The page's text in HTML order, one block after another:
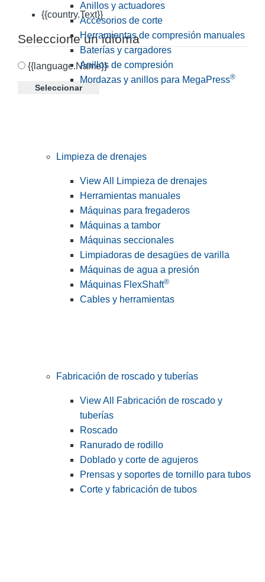
{{country.Text}}
Seleccione un idioma
{{language.Name}}
Seleccionar
Anillos y actuadores
Accesorios de corte
Herramientas de compresión manuales
Baterías y cargadores
Anillos de compresión
Mordazas y anillos para MegaPress®
Limpieza de drenajes
View All Limpieza de drenajes
Herramientas manuales
Máquinas para fregaderos
Máquinas a tambor
Máquinas seccionales
Limpiadoras de desagües de varilla
Máquinas de agua a presión
Máquinas FlexShaft®
Cables y herramientas
Fabricación de roscado y tuberías
View All Fabricación de roscado y
tuberías
Roscado
Ranurado de rodillo
Doblado y corte de agujeros
Prensas y soportes de tornillo para tubos
Corte y fabricación de tubos